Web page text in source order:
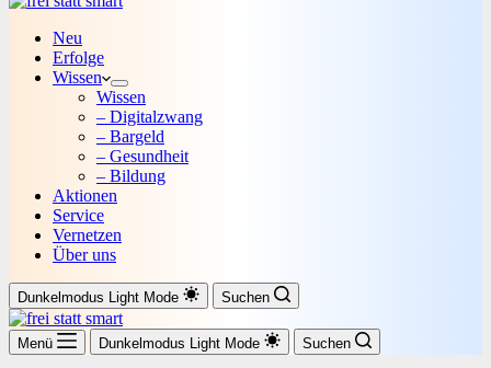
Neu
Erfolge
Wissen
Wissen
– Digitalzwang
– Bargeld
– Gesundheit
– Bildung
Aktionen
Service
Vernetzen
Über uns
Dunkelmodus Light Mode Suchen
Menü Dunkelmodus Light Mode Suchen